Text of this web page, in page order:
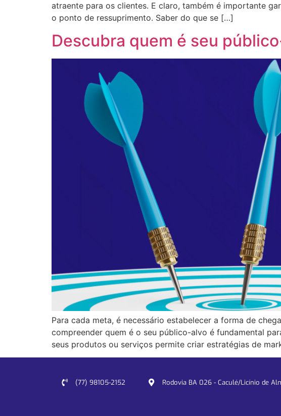
atraente para os clientes. E claro, também é importante
o ponto de ressuprimento. Saber do que se […]
Descubra quem é seu
Para cada meta, é necessário estabelecer a forma de
compreender quem é o seu público-alvo é fundamental
seus produtos ou serviços permite criar estratégias de
(77) 98105-2152 Rodovia BA 026 - Caculé/Licínio de